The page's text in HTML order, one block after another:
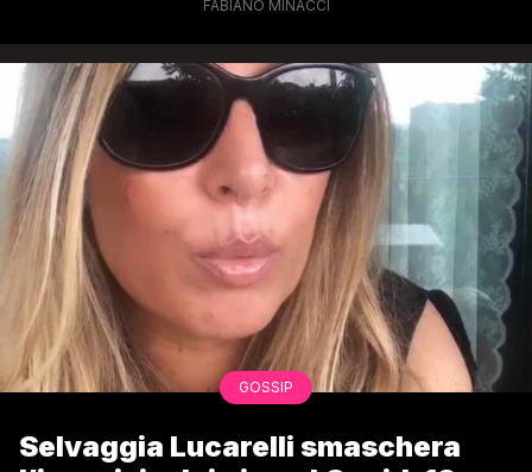
FABIANO MINACCI
GOSSIP
Selvaggia Lucarelli smaschera